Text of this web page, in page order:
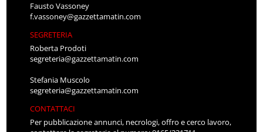
Fausto Vassoney
f.vassoney@gazzettamatin.com
SEGRETERIA
Roberta Prodoti
segreteria@gazzettamatin.com
Stefania Muscolo
segreteria@gazzettamatin.com
CONTATTACI
Per pubblicazione annunci, necrologi, offro e cerco lavoro,